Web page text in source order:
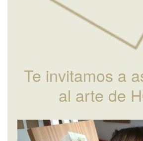
Te invitamos a
al arte de